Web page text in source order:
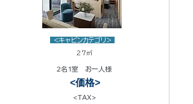
<キャビンカテゴリ>
27㎡
2名1室 お一人様
<価格>
<TAX>